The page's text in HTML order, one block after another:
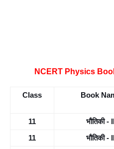
NCERT Physics
Class Book
11 भौतिकी - II
11 भौतिकी - II